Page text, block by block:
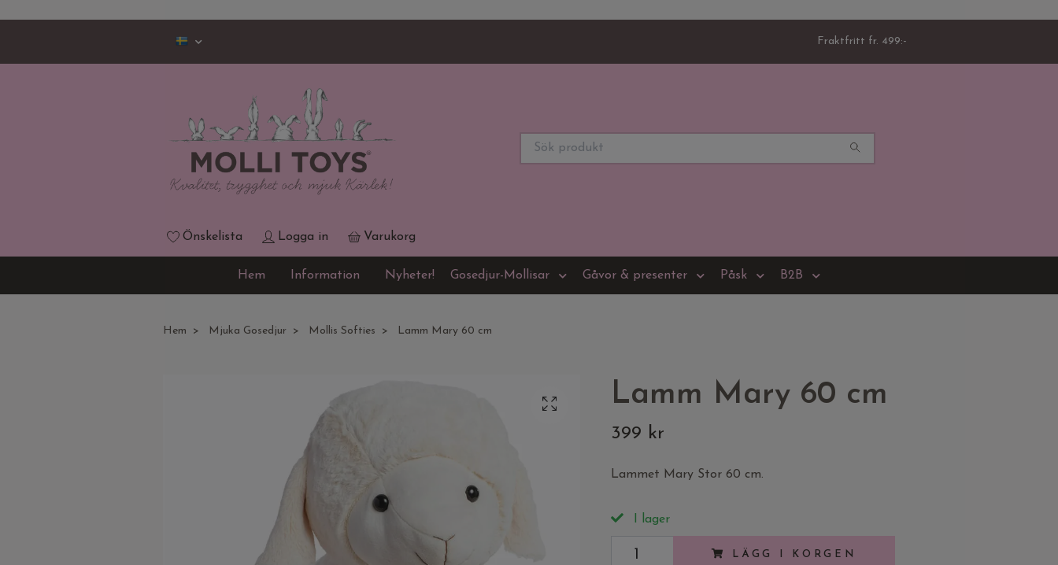
Fraktfritt fr. 499:-
Önskelista Logga in Varukorg
Hem Information Nyheter! Gosedjur-Mollisar Gåvor & presenter Påsk B2B
Hem Mjuka Gosedjur Mollis Softies Lamm Mary 60 cm
Lamm Mary 60 cm
399 kr
Lammet Mary Stor 60 cm.
I lager
LÄGG I KORGEN